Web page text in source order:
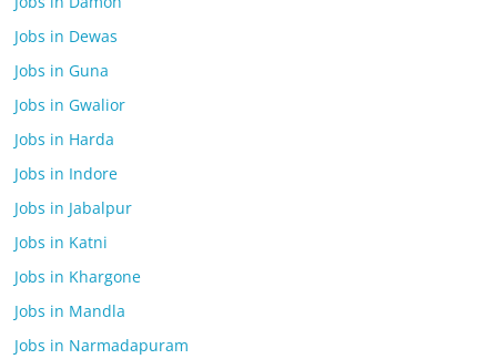
Jobs in Dewas
Jobs in Guna
Jobs in Gwalior
Jobs in Harda
Jobs in Indore
Jobs in Jabalpur
Jobs in Katni
Jobs in Khargone
Jobs in Mandla
Jobs in Narmadapuram